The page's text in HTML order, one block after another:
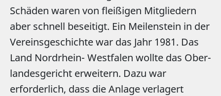
Schäden waren von fleißigen Mitgliedern
aber schnell beseitigt. Ein Meilenstein in der
Ver­eins­ge­schich­te war das Jahr 1981. Das
Land Nordrhein- Westfalen wollte das Ober­
lan­des­ge­richt erweitern. Dazu war
erforderlich, dass die Anlage verlagert